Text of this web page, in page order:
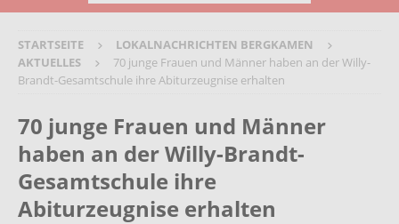
STARTSEITE
LOKALNACHRICHTEN BERGKAMEN
AKTUELLES
70 junge Frauen und Männer haben an der Willy-
Brandt-Gesamtschule ihre Abiturzeugnise erhalten
70 junge Frauen und Männer
haben an der Willy-Brandt-
Gesamtschule ihre
Abiturzeugnise erhalten